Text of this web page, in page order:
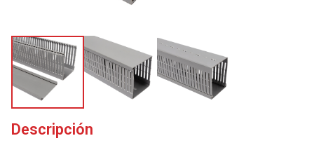
Descripción